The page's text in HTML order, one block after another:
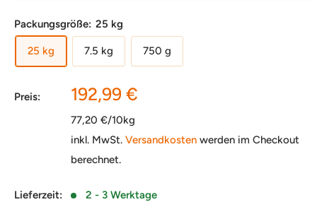
Packungsgröße: 25 kg
25 kg 7.5 kg 750 g
Preis: Sonderpreis
192,99 €
77,20 €/10kg
inkl. MwSt. Versandkosten werden im Checkout
berechnet.
Lieferzeit: 2 - 3 Werktage